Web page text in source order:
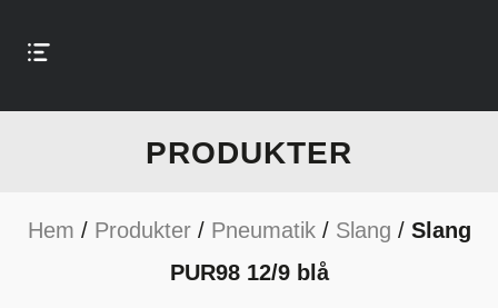
PRODUKTER
Hem / Produkter/ Pneumatik/ Slang / Slang
PUR98 12/9 blå